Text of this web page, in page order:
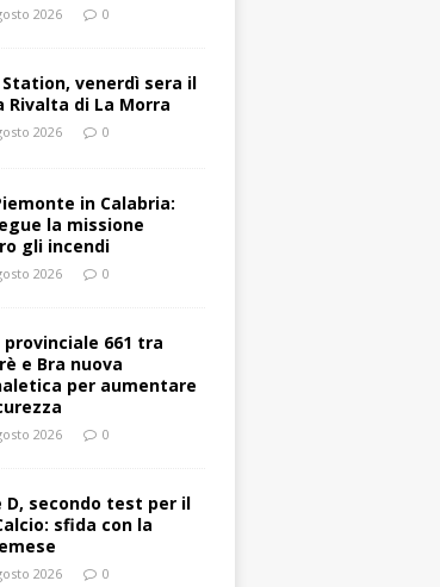
2026 0
venerdì sera il
Rivalta di La Morra
2026 0
in Calabria:
la missione
gli incendi
2026 0
provinciale 661 tra
e Bra nuova
per aumentare
2026 0
D, secondo test per il
sfida con la
2026 0